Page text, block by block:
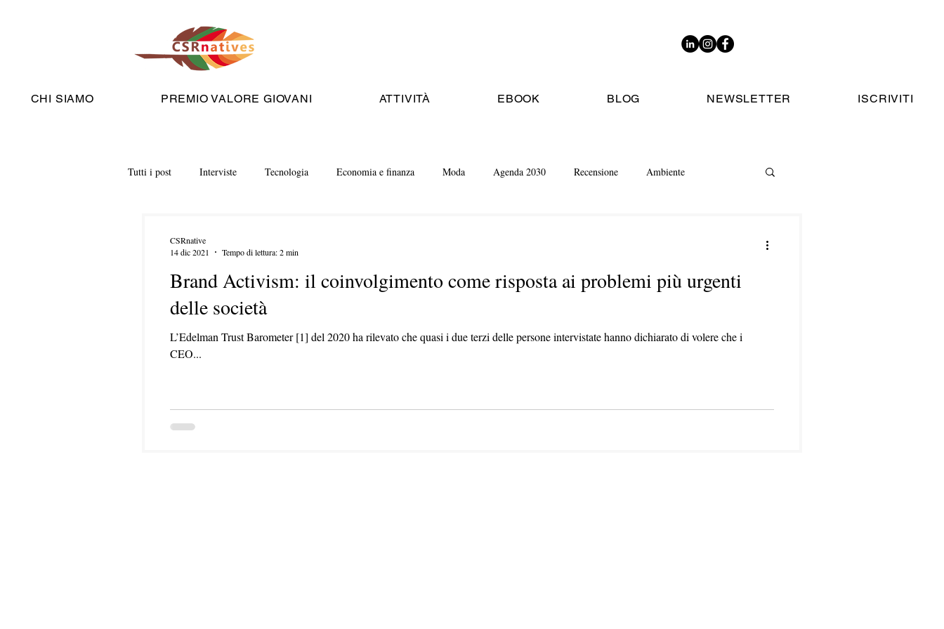
CHI SIAMO PREMIO VALORE GIOVANI ATTIVITÀ EBOOK BLOG NEWSLETTER ISCRIVITI
Tutti i post Interviste Tecnologia Economia e finanza Moda Agenda 2030 Recensione Ambiente
Brand Activism: il coinvolgimento come risposta ai problemi più urgenti
delle società
L’Edelman Trust Barometer [1] del 2020 ha rilevato che quasi i due terzi delle persone intervistate hanno dichiarato di volere che i
CEO...
CSRnative
14 dic 2021
Tempo di lettura: 2 min